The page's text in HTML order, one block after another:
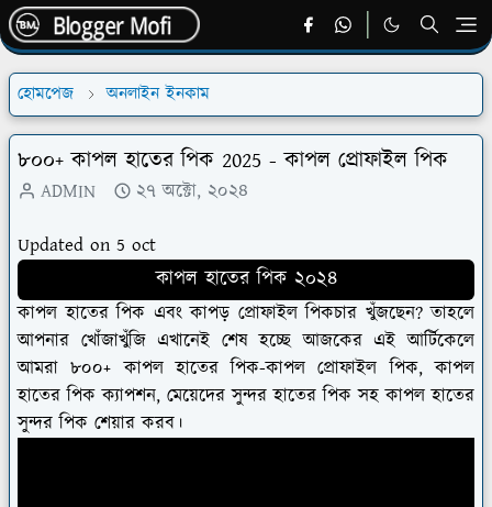
হোমপেজ অনলাইন ইনকাম
৮০০+ কাপল হাতের পিক 2025 - কাপল প্রোফাইল পিক
ADMIN ২৭ অক্টো, ২০২৪
Updated on 5 oct
কাপল হাতের পিক ২০২৪
কাপল হাতের পিক এবং কাপড় প্রোফাইল পিকচার খুঁজছেন? তাহলে
আপনার খোঁজাখুঁজি এখানেই শেষ হচ্ছে আজকের এই আর্টিকেলে
আমরা ৮০০+ কাপল হাতের পিক-কাপল প্রোফাইল পিক, কাপল
হাতের পিক ক্যাপশন, মেয়েদের সুন্দর হাতের পিক সহ কাপল হাতের
সুন্দর পিক শেয়ার করব।